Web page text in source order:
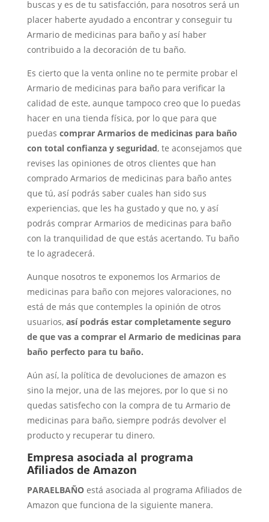
buscas y es de tu satisfacción, para nosotros será un
placer haberte ayudado a encontrar y conseguir tu
Armario de medicinas para baño y así haber
contribuido a la decoración de tu baño.
Es cierto que la venta online no te permite probar el
Armario de medicinas para baño para verificar la
calidad de este, aunque tampoco creo que lo puedas
hacer en una tienda física, por lo que para que
puedas comprar Armarios de medicinas para baño
con total confianza y seguridad, te aconsejamos que
revises las opiniones de otros clientes que han
comprado Armarios de medicinas para baño antes
que tú, así podrás saber cuales han sido sus
experiencias, que les ha gustado y que no, y así
podrás comprar Armarios de medicinas para baño
con la tranquilidad de que estás acertando. Tu baño
te lo agradecerá.
Aunque nosotros te exponemos los Armarios de
medicinas para baño con mejores valoraciones, no
está de más que contemples la opinión de otros
usuarios, así podrás estar completamente seguro
de que vas a comprar el Armario de medicinas para
baño perfecto para tu baño.
Aún así, la política de devoluciones de amazon es
sino la mejor, una de las mejores, por lo que si no
quedas satisfecho con la compra de tu Armario de
medicinas para baño, siempre podrás devolver el
producto y recuperar tu dinero.
Empresa asociada al programa
Afiliados de Amazon
PARAELBAÑOestá asociada al programa Afiliados de
Amazon que funciona de la siguiente manera.